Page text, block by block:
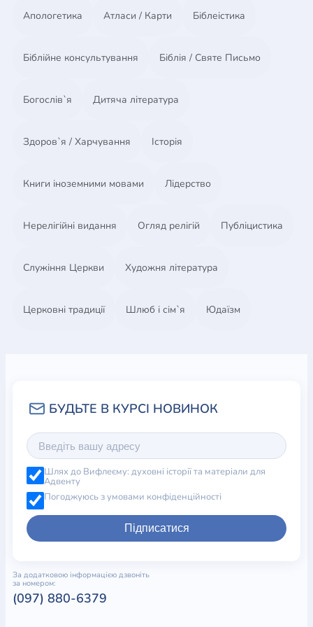
Апологетика Атласи / Карти Біблеістика
Біблійне консультування Біблія / Святе Письмо
Богослів`я Дитяча література
Здоров`я / Харчування Історія
Книги іноземними мовами Лідерство
Нерелігійні видання Огляд релігій Публіцистика
Служіння Церкви Художня література
Церковні традиції Шлюб і сім`я Юдаїзм
Шлях до Вифлеєму: духовні історії та матеріали для
Адвенту
Погоджуюсь з умовами конфіденційності
Підписатися
За додатковою інформацією дзвоніть
за номером:
(097) 880-6379